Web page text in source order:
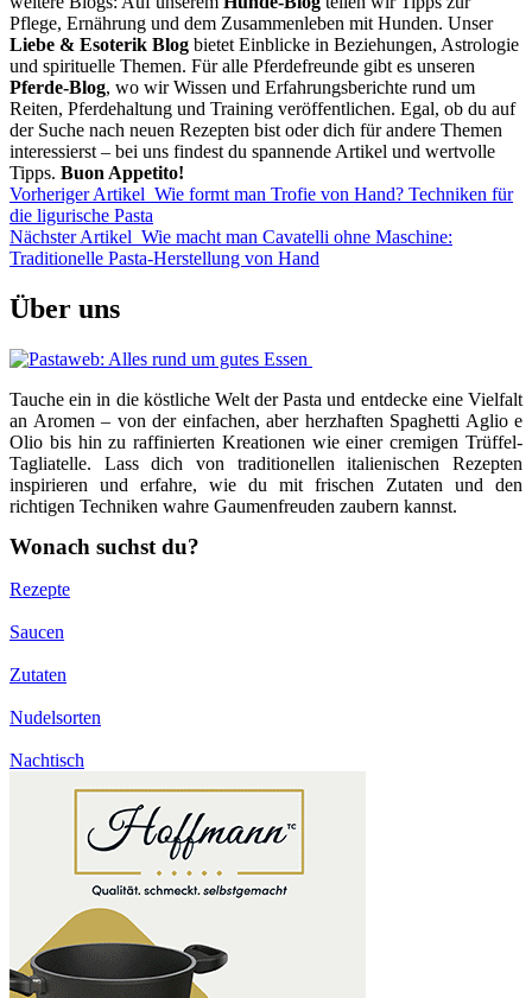
Pflege, Ernährung und dem Zusammenleben mit Hunden. Unser
Liebe & Esoterik Blog bietet Einblicke in Beziehungen, Astrologie
und spirituelle Themen. Für alle Pferdefreunde gibt es unseren
Pferde-Blog, wo wir Wissen und Erfahrungsberichte rund um
Reiten, Pferdehaltung und Training veröffentlichen. Egal, ob du auf
der Suche nach neuen Rezepten bist oder dich für andere Themen
interessierst – bei uns findest du spannende Artikel und wertvolle
Tipps. Buon Appetito!
Vorheriger Artikel Wie formt man Trofie von Hand? Techniken für
die ligurische Pasta
Nächster Artikel Wie macht man Cavatelli ohne Maschine:
Traditionelle Pasta-Herstellung von Hand
Über uns
Tauche ein in die köstliche Welt der Pasta und entdecke eine Vielfalt
an Aromen – von der einfachen, aber herzhaften Spaghetti Aglio e
Olio bis hin zu raffinierten Kreationen wie einer cremigen Trüffel-
Tagliatelle. Lass dich von traditionellen italienischen Rezepten
inspirieren und erfahre, wie du mit frischen Zutaten und den
richtigen Techniken wahre Gaumenfreuden zaubern kannst.
Wonach suchst du?
Rezepte
Saucen
Zutaten
Nudelsorten
Nachtisch